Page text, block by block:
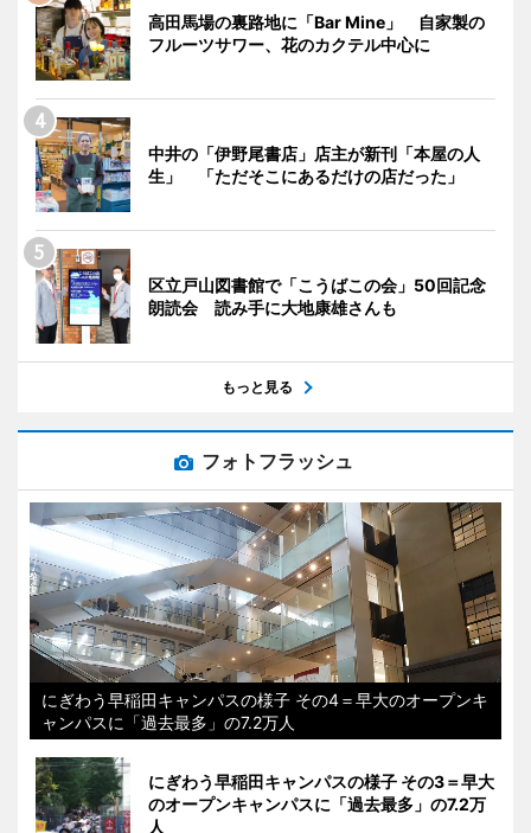
高田馬場の裏路地に「Bar Mine」 自家製の
フルーツサワー、花のカクテル中心に
中井の「伊野尾書店」店主が新刊「本屋の人
生」 「ただそこにあるだけの店だった」
区立戸山図書館で「こうばこの会」50回記念
朗読会 読み手に大地康雄さんも
もっと見る
フォトフラッシュ
にぎわう早稲田キャンパスの様子 その4＝早大のオープンキ
ャンパスに「過去最多」の7.2万人
にぎわう早稲田キャンパスの様子 その3＝早大
のオープンキャンパスに「過去最多」の7.2万
人